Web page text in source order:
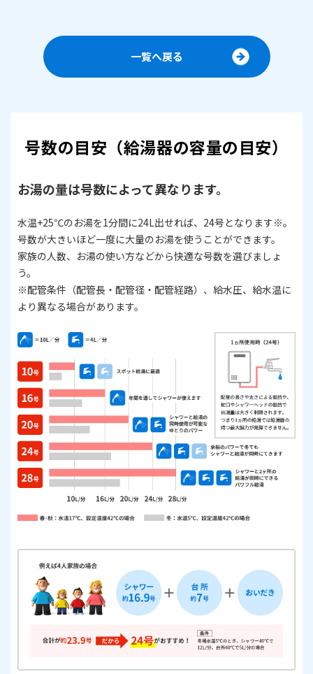
一覧へ戻る
号数の目安（給湯器の容量の目安）
お湯の量は号数によって異なります。
水温+25℃のお湯を1分間に24L出せれば、24号となります※。
号数が大きいほど一度に大量のお湯を使うことができます。
家族の人数、お湯の使い方などから快適な号数を選びましょ
う。
​​​​​​​※配管条件（配管長・配管径・配管経路）、給水圧、給水温に
より異なる場合があります。